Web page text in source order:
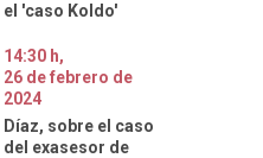
el 'caso Koldo'
14:30 h,
26 defebrero de
2024
Díaz, sobre el caso
del exasesor de